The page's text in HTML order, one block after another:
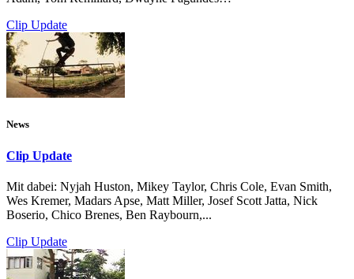
Clip Update
News
Clip Update
Mit dabei: Nyjah Huston, Mikey Taylor, Chris Cole, Evan Smith,
Wes Kremer, Madars Apse, Matt Miller, Josef Scott Jatta, Nick
Boserio, Chico Brenes, Ben Raybourn,...
Clip Update